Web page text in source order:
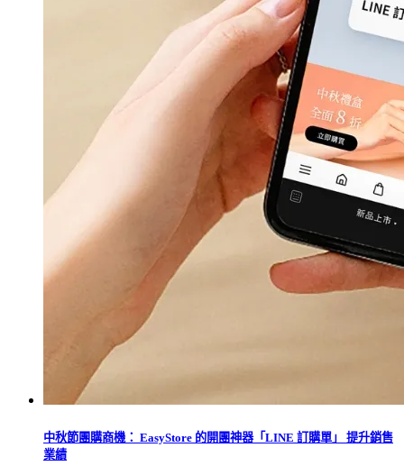
中秋節團購商機： EasyStore 的開團神器「LINE 訂購單」 提升銷售
業績